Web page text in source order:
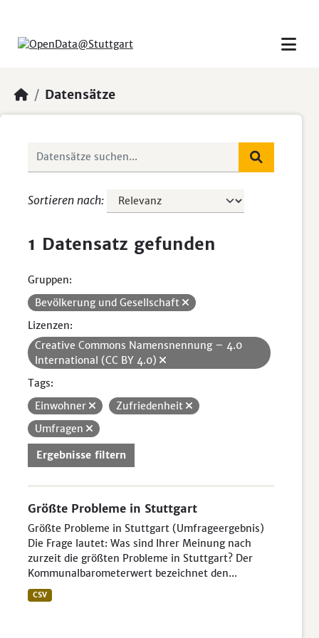
Datensätze
Sortieren nach
1 Datensatz gefunden
Gruppen:
Bevölkerung und Gesellschaft
Lizenzen:
Creative Commons Namensnennung – 4.0
International (CC BY 4.0)
Tags:
Einwohner
Zufriedenheit
Umfragen
Ergebnisse filtern
Größte Probleme in Stuttgart
Größte Probleme in Stuttgart (Umfrageergebnis)
Die Frage lautet: Was sind Ihrer Meinung nach
zurzeit die größten Probleme in Stuttgart? Der
Kommunalbarometerwert bezeichnet den...
CSV